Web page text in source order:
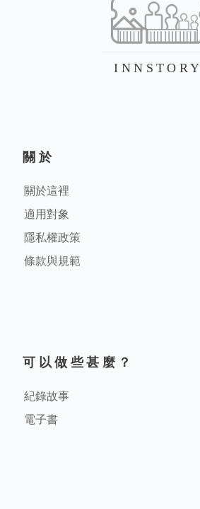
INNSTORY
關於
關於這裡
適用對象
隱私權政策
條款與規範
可以做些甚麼？
紀錄故事
電子書